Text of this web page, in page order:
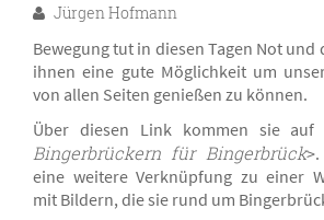
Jürgen Hofmann
Bewegung tut in diesen Tagen Not und
ihnen eine gute Möglichkeit um
von allen Seiten genießen zu können.
Über diesen Link kommen sie
Bingerbrückern für Bingerbrück
eine weitere Verknüpfung zu einer
mit Bildern, die sie rund um